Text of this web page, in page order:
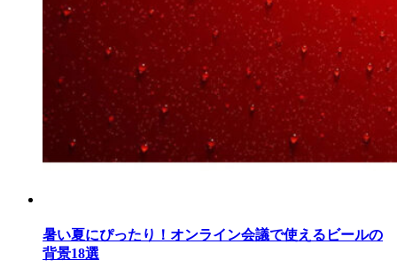
暑い夏にぴったり！オンライン会議で使えるビールの
背景18選